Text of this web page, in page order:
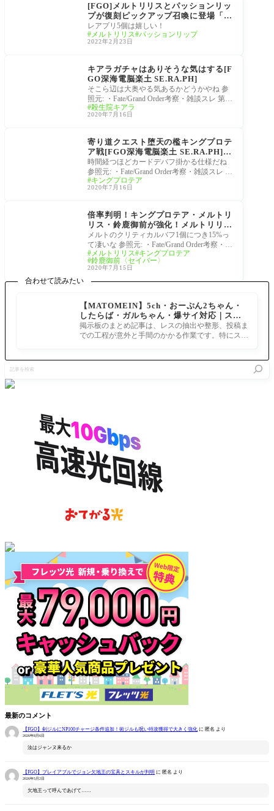
[FGO]メルトリリスとパッションリッ
プが復刻ピックアップ召喚に登場「深
海電脳楽土SE.RA.PH」が無料化、開
放済みマスターにはレアプリ5個返還
レアプリ5個は嬉しい！
メルトリリス パッションリップ
2022年2月23日
キアラガチャはありそうな気はする[F
GO深海電脳楽土 SE.RA.PH]
そこら辺は大奥やる気あるかどうかやね 参
照元: ・Fate/Grand Order考察・雑談スレ 第42
60の聖杯 89: FGO民 2020/07/16(木) 00:33:44 I
D:x1epyvXI0 キア
殺生院キアラ
2020年7月16日
寄り道クエスト堕天の檻キングプロテ
ア戦[FGO深海電脳楽土 SE.RA.PH]マ
スター達のクリア構成
時間経つほどカードデバフ掛かる仕様だね
参照元: ・Fate/Grand Order考察・雑談スレ 第
4260の聖杯 38: FGO民 2020/07/15(水) 23:35:0
5 ID:qK2ksBTw0 神
キングプロテア
2020年7月16日
倍率判明！キングプロテア・メルトリ
リス・鈴鹿御前が強化！メルトリリス
がクリティカルの鬼に！[FGO強化ク
エスト]
メルトのクリティカルバフ1個につき15%っ
て凄いな 参照元: ・Fate/Grand Order考察・雑
談スレ 第4259の聖杯 186: FGO民 2020/07/15
(水) 18:06:21 ID:cpD
メルトリリス
キングプロテア
鈴鹿御前〈セイバー〉
2020年7月15日
合わせて読みたい
【MATOMEIN】5ch・おーぷん2ちゃん・
したらば・ガルちゃん・爆サイ対応｜スマ
ホでまとめ記事を作れるアプリ FGOのまと
め記事ができるまで
掲示板のまとめ記事は、レスの抽出や整形、投稿ま
での工程が意外と手間のかかる作業です。特にスマ
を
検
最新のコメント
【FGO】剣ジルにNP100チャージ条件追加！術ジルも呪い特攻獲得で大きく強化 に 匿名 より
2026年8月6日
汝はジャンヌ来るか
【FGO】プレイアブルでジョン欠地王の宝具とスキルが判明 に 匿名 より
2026年5月2日
欠地王って呼んであげて……